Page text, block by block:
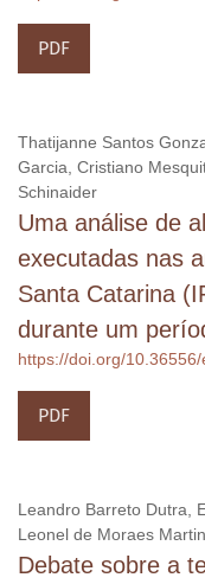
PDF
Thatijanne Santos
Garcia, Cristiano
Schinaider
Uma análise de
executadas nas
Santa Catarina
durante um
https://doi.org/
PDF
Leandro Barreto Dutra,
Leonel de Moraes
Debate sobre a